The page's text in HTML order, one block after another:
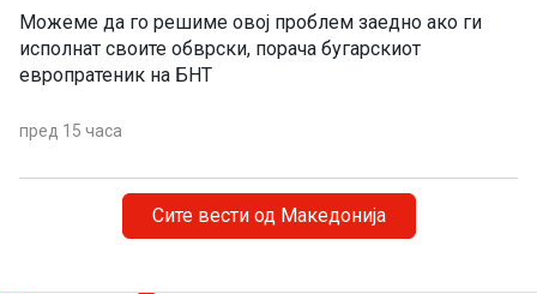
Можеме да го решиме овој проблем заедно ако ги
исполнат своите обврски, порача бугарскиот
европратеник на БНТ
пред 15 часа
Сите вести од Македонија